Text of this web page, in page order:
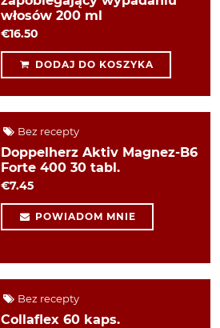
włosów 200 ml
€16.50
DODAJ DO KOSZYKA
Bez recepty
Doppelherz Aktiv Magnez-B6
Forte 400 30 tabl.
€7.45
POWIADOM MNIE
Bez recepty
Collaflex 60 kaps.